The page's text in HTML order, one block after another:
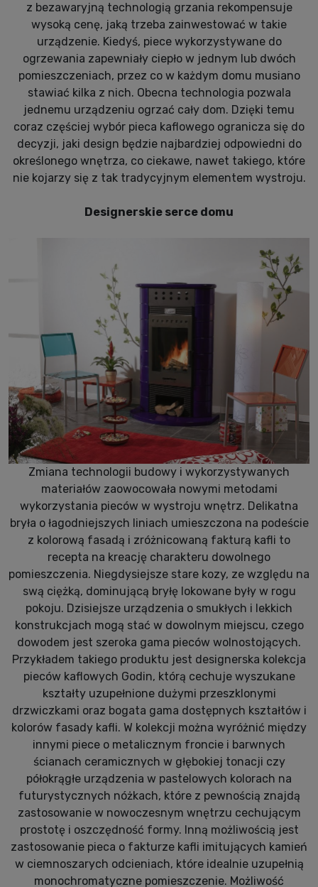
z bezawaryjną technologią grzania rekompensuje
wysoką cenę, jaką trzeba zainwestować w takie
urządzenie. Kiedyś, piece wykorzystywane do
ogrzewania zapewniały ciepło w jednym lub dwóch
pomieszczeniach, przez co w każdym domu musiano
stawiać kilka z nich. Obecna technologia pozwala
jednemu urządzeniu ogrzać cały dom. Dzięki temu
coraz częściej wybór pieca kaflowego ogranicza się do
decyzji, jaki design będzie najbardziej odpowiedni do
określonego wnętrza, co ciekawe, nawet takiego, które
nie kojarzy się z tak tradycyjnym elementem wystroju.
Designerskie serce domu
Zmiana technologii budowy i wykorzystywanych
materiałów zaowocowała nowymi metodami
wykorzystania pieców w wystroju wnętrz. Delikatna
bryła o łagodniejszych liniach umieszczona na podeście
z kolorową fasadą i zróżnicowaną fakturą kafli to
recepta na kreację charakteru dowolnego
pomieszczenia. Niegdysiejsze stare kozy, ze względu na
swą ciężką, dominującą bryłę lokowane były w rogu
pokoju. Dzisiejsze urządzenia o smukłych i lekkich
konstrukcjach mogą stać w dowolnym miejscu, czego
dowodem jest szeroka gama pieców wolnostojących.
Przykładem takiego produktu jest designerska kolekcja
pieców kaflowych Godin, którą cechuje wyszukane
kształty uzupełnione dużymi przeszklonymi
drzwiczkami oraz bogata gama dostępnych kształtów i
kolorów fasady kafli. W kolekcji można wyróżnić między
innymi piece o metalicznym froncie i barwnych
ścianach ceramicznych w głębokiej tonacji czy
półokrągłe urządzenia w pastelowych kolorach na
futurystycznych nóżkach, które z pewnością znajdą
zastosowanie w nowoczesnym wnętrzu cechującym
prostotę i oszczędność formy. Inną możliwością jest
zastosowanie pieca o fakturze kafli imitujących kamień
w ciemnoszarych odcieniach, które idealnie uzupełnią
monochromatyczne pomieszczenie. Możliwość